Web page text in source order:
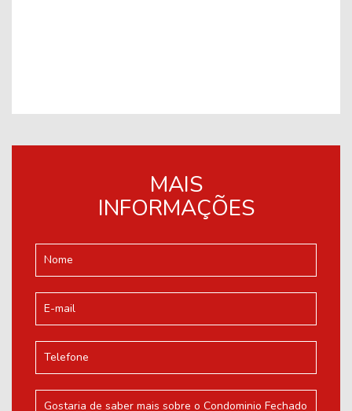
MAIS
INFORMAÇÕES